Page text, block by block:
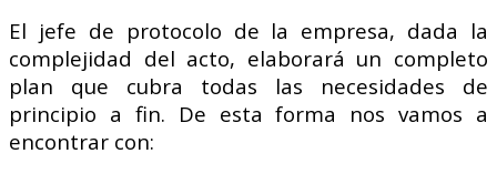
El jefe de protocolo de la empresa, dada la
complejidad del acto, elaborará un completo
plan que cubra todas las necesidades de
principio a fin. De esta forma nos vamos a
encontrar con: